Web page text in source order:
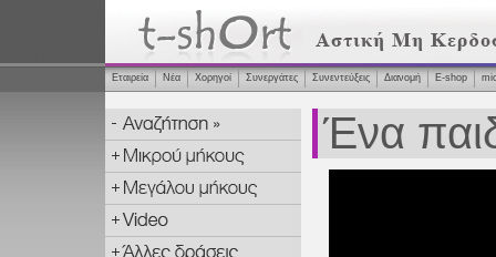
Εταιρεία Νέα Χορηγοί Συνεργάτες Συνεντεύξεις Διανομή Ε-shop
Ένα